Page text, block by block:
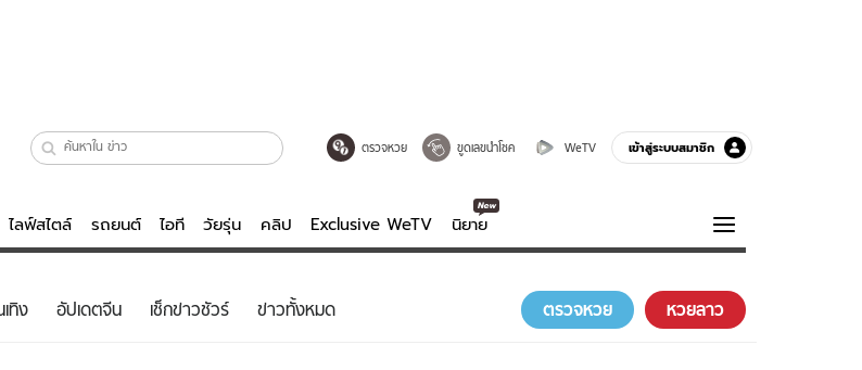
ตรวจหวย ขูดเลขนำโชค WeTV เข้าสู่ระบบสมาชิก
ไลฟ์สไตล์ รถยนต์ ไอที วัยรุ่น คลิป Exclusive WeTV นิยาย
ไลฟ์สไตล์ บันเทิงครบรส ความรู้รอบตัว
ฮาวทู
ทิง อัปเดตจีน เช็กข่าวชัวร์ ข่าวทั้งหมด ตรวจหวย หวยลาว